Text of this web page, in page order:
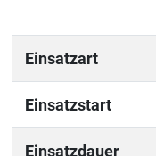
Einsatzart
Einsatzstart
Einsatzdauer